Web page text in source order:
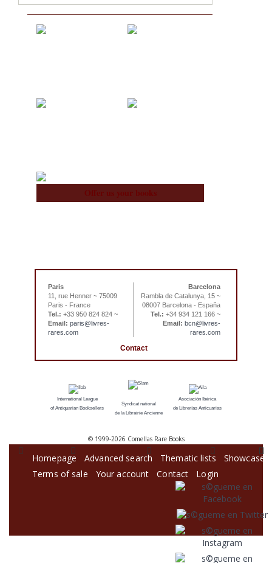
Paris
11, rue Henner ~ 75009
Paris - France
Tel.: +33 950 824 824 ~
Email: paris@livres-
rares.com
Barcelona
Rambla de Catalunya, 15 ~
08007 Barcelona - España
Tel.: +34 934 121 166 ~
Email: bcn@livres-
rares.com
Contact
International League
of Antiquarian Booksellers
Syndicat national
de la Librairie Ancienne
Asociación Ibérica
de Librerías Anticuarias
© 1999-2026 Comellas Rare Books
Homepage Advanced search Thematic lists
Showcase
Terms of sale
Your account Contact Login